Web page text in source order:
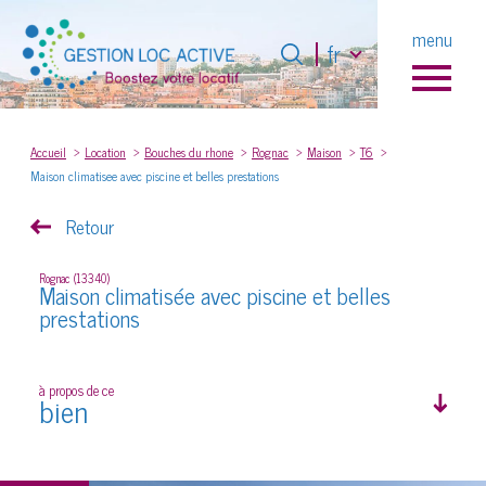
menu
fr
Accueil 0 Langue
fr
Accueil Location Bouches du rhone Rognac Maison
T6
Maison climatisee avec piscine et belles prestations
Retour
Rognac (13340)
Maison climatisée avec piscine et belles
prestations
à propos de ce
bien